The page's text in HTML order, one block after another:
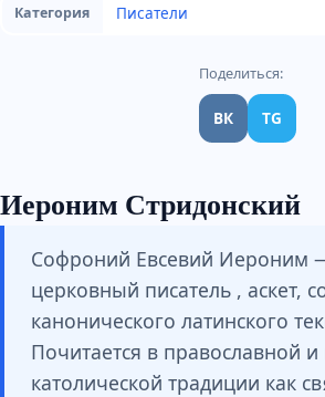
Категория Писатели
Поделиться:
ВК TG
Иероним Стридонский
Софроний Евсевий Иероним
церковный писатель , аскет,
канонического латинского
Почитается в православной и
католической традиции как